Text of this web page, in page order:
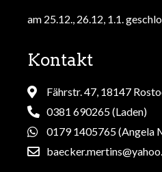
am 25.12., 26.12, 1.1.
Kontakt
Fährstr. 47, 18147
0381 690265 (Laden)
0179 1405765 (Angela